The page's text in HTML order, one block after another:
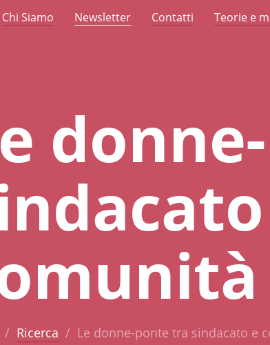
Chi Siamo Newsletter Contatti Teorie e
Ricerca Le donne-ponte tra sindacato e